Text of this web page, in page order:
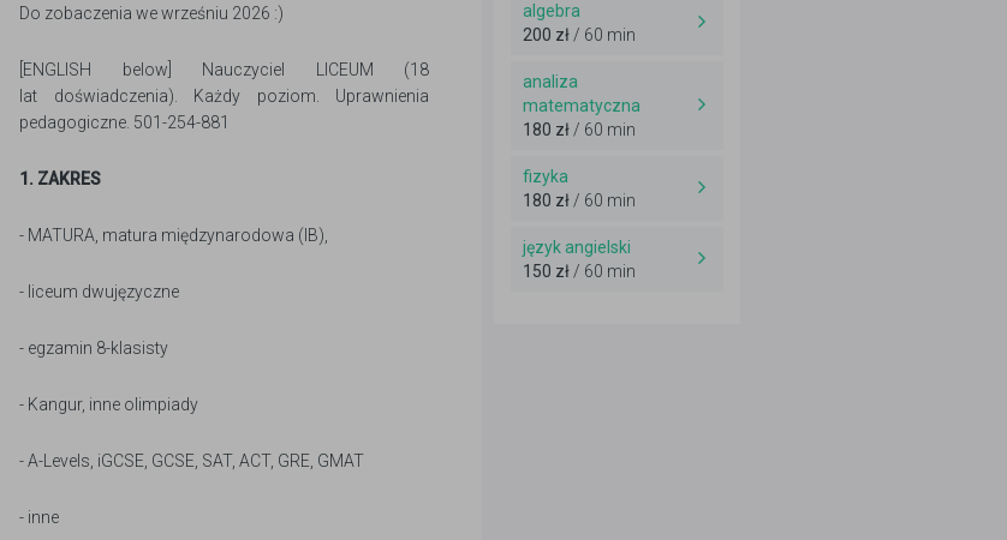
Do zobaczenia we wrześniu 2026 :)
[ENGLISH below] Nauczyciel LICEUM (18
lat doświadczenia). Każdy poziom. Uprawnienia
pedagogiczne. 501-254-881
1. ZAKRES
- MATURA, matura międzynarodowa (IB),
- liceum dwujęzyczne
- egzamin 8-klasisty
- Kangur, inne olimpiady
- A-Levels, iGCSE, GCSE, SAT, ACT, GRE, GMAT
- inne
algebra
200 zł / 60 min
analiza
matematyczna
180 zł / 60 min
fizyka
180 zł / 60 min
język angielski
150 zł / 60 min